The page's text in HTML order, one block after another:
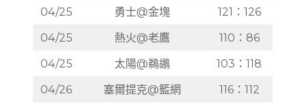
04/25
勇士@金塊
121：126
04/25
熱火@老鷹
110：86
04/25
太陽@鵜鶘
103：118
04/26
塞爾提克@籃網
116：112